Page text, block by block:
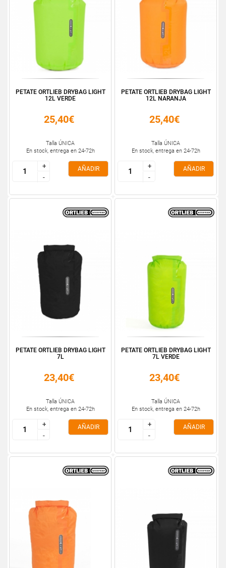
PETATE ORTLIEB DRYBAG LIGHT
12L VERDE
25,40€
Talla ÚNICA
En stock, entrega en 24-72h
+
-
+
-
AÑADIR
PETATE ORTLIEB DRYBAG LIGHT
12L NARANJA
25,40€
Talla ÚNICA
En stock, entrega en 24-72h
+
-
+
-
AÑADIR
PETATE ORTLIEB DRYBAG LIGHT
7L
23,40€
Talla ÚNICA
En stock, entrega en 24-72h
+
-
+
-
AÑADIR
PETATE ORTLIEB DRYBAG LIGHT
7L VERDE
23,40€
Talla ÚNICA
En stock, entrega en 24-72h
+
-
+
-
AÑADIR